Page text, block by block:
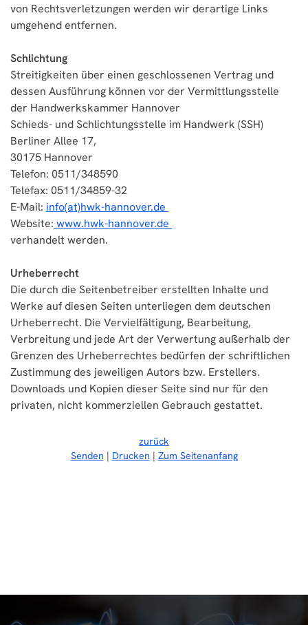
von Rechtsverletzungen werden wir derartige Links
umgehend entfernen.
Schlichtung
Streitigkeiten über einen geschlossenen Vertrag und
dessen Ausführung können vor der Vermittlungsstelle
der Handwerkskammer Hannover
Schieds- und Schlichtungsstelle im Handwerk (SSH)
Berliner Allee 17,
30175 Hannover
Telefon: 0511/348590
Telefax: 0511/34859-32
E-Mail: info(at)hwk-hannover.de
Website: www.hwk-hannover.de
verhandelt werden.
Urheberrecht
Die durch die Seitenbetreiber erstellten Inhalte und
Werke auf diesen Seiten unterliegen dem deutschen
Urheberrecht. Die Vervielfältigung, Bearbeitung,
Verbreitung und jede Art der Verwertung außerhalb der
Grenzen des Urheberrechtes bedürfen der schriftlichen
Zustimmung des jeweiligen Autors bzw. Erstellers.
Downloads und Kopien dieser Seite sind nur für den
privaten, nicht kommerziellen Gebrauch gestattet.
zurück
Senden
Drucken Zum Seitenanfang